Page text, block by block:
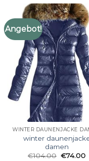
Angebot!
WINTER DAUNENJACKE
winter
damen
€104.00 €74.00